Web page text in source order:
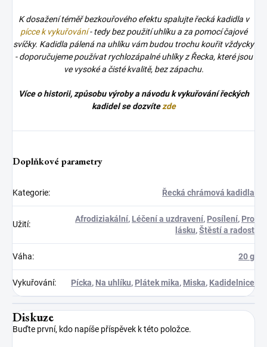
K dosažení téměř bezkouřového efektu spalujte řecká kadidla v
pícce k vykuřování- tedy bez použití uhlíku a za pomocí čajové
svíčky. Kadidla pálená na uhlíku vám budou trochu kouřit vždycky
- doporučujeme používat rychlozápalné uhlíky z Řecka, které jsou
ve vysoké a čisté kvalitě, bez zápachu.
Více o historii, způsobu výroby a návodu k vykuřování řeckých
kadidel se dozvítezde
Doplňkové parametry
Kategorie: Řecká chrámová kadidla
Užití:
Afrodiziakální, Léčení a uzdravení, Posílení, Pro
lásku,Štěstí a radost
Váha: 20 g
Vykuřování: Pícka, Na uhlíku, Plátek mika, Miska, Kadidelnice
Diskuze
Buďte první, kdo napíše příspěvek k této položce.